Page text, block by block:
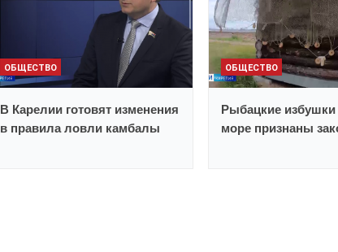
ОБЩЕСТВО
В Карелии готовят изменения
в правила ловли камбалы
ОБЩЕСТВО
Рыбацкие
море признаны